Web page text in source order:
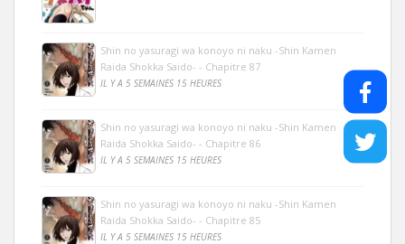
Shin no yasuragi wa konoyo ni naku -Shin Kamen
Raida Shokka Saido- - Chapitre 87
IL Y A 5 SEMAINES 15 HEURES
Shin no yasuragi wa konoyo ni naku -Shin Kamen
Raida Shokka Saido- - Chapitre 86
IL Y A 5 SEMAINES 15 HEURES
Shin no yasuragi wa konoyo ni naku -Shin Kamen
Raida Shokka Saido- - Chapitre 85
IL Y A 5 SEMAINES 15 HEURES